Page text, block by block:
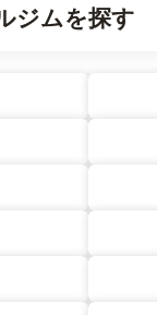
ジムを探す